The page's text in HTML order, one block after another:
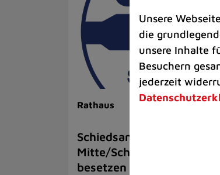
Rathaus
Schiedsamt für den Bezirk
Mitte/Schwarzbach neu zu
besetzen
Unsere
die
unsere Inhalte
Besuchern
jederzeit